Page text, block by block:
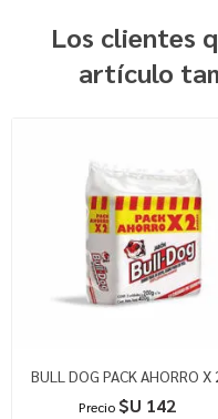
Los clientes
artículo
BULL DOG PACK AHORRO X
Precio $U 142